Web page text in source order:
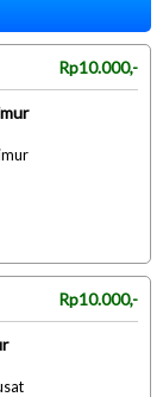
Rp10.000,-
Rp10.000,-